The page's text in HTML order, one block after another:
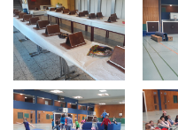
Geförderte Aktivitäten